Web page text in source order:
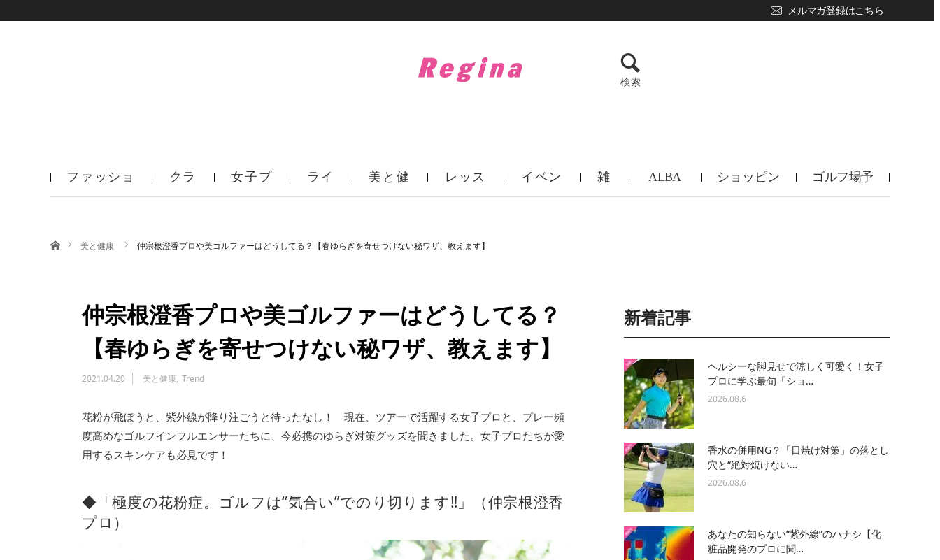
ファッショ クラ 女子プ ライ 美と健 レッス イベン 雑 ALBA ショッピン ゴルフ場予
メルマガ登録はこちら
検索
ホーム美と健康 仲宗根澄香プロや美ゴルファーはどうしてる？【春ゆらぎを寄せつけない秘ワザ、教えます】
仲宗根澄香プロや美ゴルファーはどうしてる？
【春ゆらぎを寄せつけない秘ワザ、教えます】
2021.04.20 美と健康 Trend
花粉が飛ぼうと、紫外線が降り注ごうと待ったなし！ 現在、ツアーで活躍する女子プロと、プレー頻
度高めなゴルフインフルエンサーたちに、今必携のゆらぎ対策グッズを聞きました。女子プロたちが愛
用するスキンケアも必見です！
◆「極度の花粉症。ゴルフは“気合い”でのり切ります‼」（仲宗根澄香
プロ）
新着記事
ヘルシーな脚見せで涼しく可愛く！女子
プロに学ぶ最旬「ショ…
2026.08.6
香水の併用NG？「日焼け対策」の落とし
穴と“絶対焼けない…
2026.08.6
あなたの知らない“紫外線”のハナシ【化
粧品開発のプロに聞…